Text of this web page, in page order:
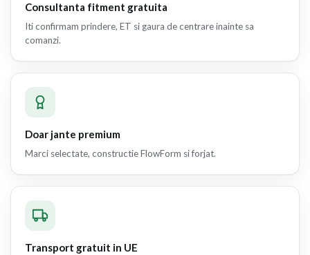
Consultanta fitment gratuita
Iti confirmam prindere, ET si gaura de centrare inainte sa
comanzi.
Doar jante premium
Marci selectate, constructie FlowForm si forjat.
Transport gratuit in UE